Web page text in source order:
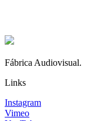
Fábrica Audiovisual.
Links
Instagram
Vimeo